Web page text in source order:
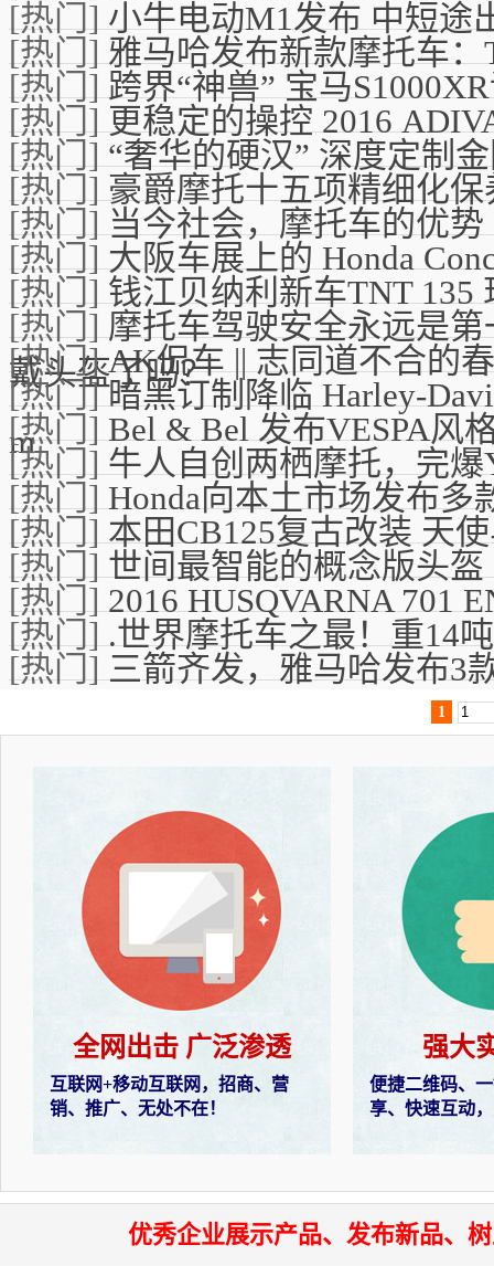
[热门]小牛电动M1发布 中短途
[热门]雅马哈发布新款摩托车：
[热门]跨界“神兽” 宝马
[热门]更稳定的操控 2016
[热门]“奢华的硬汉” 深度定制
[热门]豪爵摩托十五项精细化保
[热门]当今社会，摩托车的优势
[热门]大阪车展上的 Honda
[热门]钱江贝纳利新车TNT 135
[热门]摩托车驾驶安全永远是
戴头盔了吗？
[热门]AK侃车 || 志同道不合的
[热门]暗黑订制降临 Harley-
m
[热门]Bel & Bel 发布VESPA风
[热门]牛人自创两栖摩托，完爆
[热门]Honda向本土市场发布多
[热门]本田CB125复古改装 天
[热门]世间最智能的概念版头
[热门]2016 HUSQVARNA 701
[热门].世界摩托车之最！重14
[热门]三箭齐发，雅马哈发布3
1
全网出击 广泛渗透
互联网+移动互联网，招商、营
销、推广、无处不在！
强大
便捷二维码、
享、快速互动
优秀企业展示产品、发布新品、